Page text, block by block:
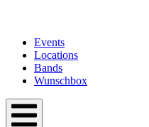
Events
Locations
Bands
Wunschbox